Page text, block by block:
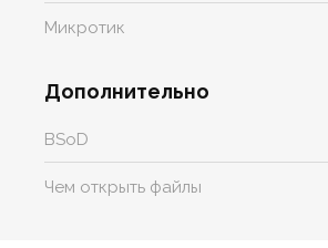
Микротик
Дополнительно
BSoD
Чем открыть файлы